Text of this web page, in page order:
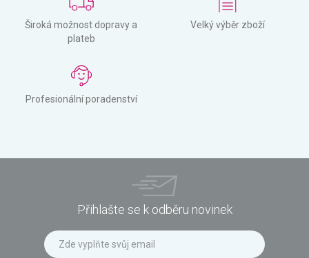
Široká možnost dopravy a
plateb
Velký výběr zboží
Profesionální poradenství
Přihlašte se k odběru novinek